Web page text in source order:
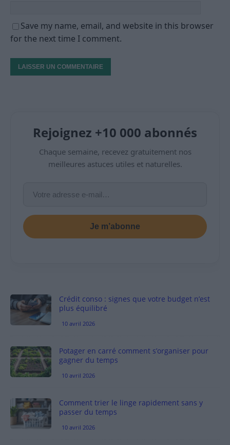
Save my name, email, and website in this browser
for the next time I comment.
Rejoignez +10 000 abonnés
Chaque semaine, recevez gratuitement nos
meilleures astuces utiles et naturelles.
Je m’abonne
Crédit conso : signes que votre budget n’est
plus équilibré
10 avril 2026
Potager en carré comment s’organiser pour
gagner du temps
10 avril 2026
Comment trier le linge rapidement sans y
passer du temps
10 avril 2026